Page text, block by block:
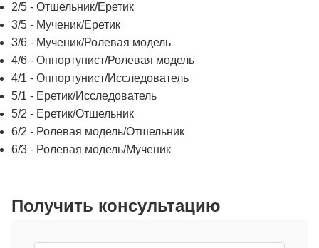
2/5 - Отшельник/Еретик
3/5 - Мученик/Еретик
3/6 - Мученик/Ролевая модель
4/6 - Оппортунист/Ролевая модель
4/1 - Оппортунист/Исследователь
5/1 - Еретик/Исследователь
5/2 - Еретик/Отшельник
6/2 - Ролевая модель/Отшельник
6/3 - Ролевая модель/Мученик
Получить консультацию